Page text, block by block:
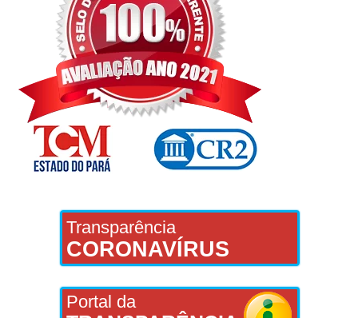
Transparência
CORONAVÍRUS
Portal da